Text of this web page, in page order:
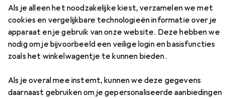
Als je alleen het noodzakelijke kiest, verzamelen we met
cookies en vergelijkbare technologieën informatie over je
apparaat en je gebruik van onze website. Deze hebben we
nodig om je bijvoorbeeld een veilige login en basisfuncties
zoals het winkelwagentje te kunnen bieden.
Als je overal mee instemt, kunnen we deze gegevens
daarnaast gebruiken om je gepersonaliseerde aanbiedingen
EUR
82,51
PRO Bike Gear
Turnix CrMo
Accessoires voor PRO Bike Gear
Turnix CrMo